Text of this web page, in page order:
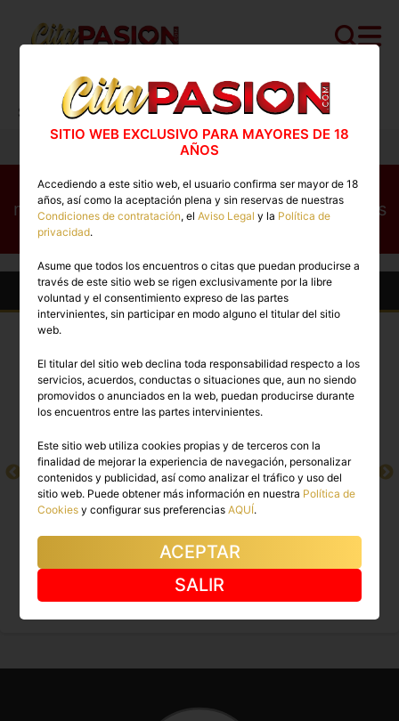
Cita PASION.COM>Escorts>La Rioja> Logroño
Sharon
Este perfil no está disponible en este
momento. Conoce otros perfiles disponibles
Otras Escorts en Logroño
KAREN
PREMIUM
SHAKIRA
PREMIUM
SITIO WEB EXCLUSIVO PARA MAYORES DE 18
AÑOS
Accediendo a este sitio web, el usuario confirma ser mayor de 18
años, así como la aceptación plena y sin reservas de nuestras
Condiciones de contratación, elAviso Legal y la Política de
privacidad.
Asume que todos los encuentros o citas que puedan producirse a
través de este sitio web se rigen exclusivamente por la libre
voluntad y el consentimiento expreso de las partes
intervinientes, sin participar en modo alguno el titular del sitio
web.
El titular del sitio web declina toda responsabilidad respecto a los
servicios, acuerdos, conductas o situaciones que, aun no siendo
promovidos o anunciados en la web, puedan producirse durante
los encuentros entre las partes intervinientes.
Este sitio web utiliza cookies propias y de terceros con la
finalidad de mejorar la experiencia de navegación, personalizar
contenidos y publicidad, así como analizar el tráfico y uso del
sitio web. Puede obtener más información en nuestra Política de
Cookies y configurar sus preferenciasAQUÍ.
ACEPTAR
SALIR